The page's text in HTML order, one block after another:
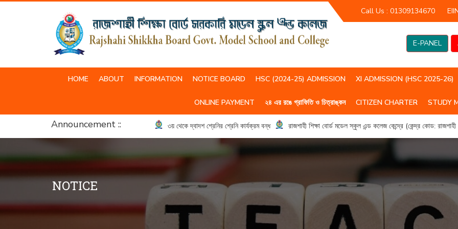
Call Us : 01309134670
E-PANEL
HOME ABOUT INFORMATION NOTICE BOARD HSC (2024-25) ADMISSION XI ADMISSION (HSC 2025-26)
ONLINE PAYMENT ২৪ এর রঙে গ্রাফিতি ও চিত্রাঙ্কন CITIZEN CHARTER STUDY
Announcement :: ৩য় থেকে দ্বাদশ শ্রেনির শ্রেনি কার্যক্রম বন্ধ রাজশাহী শিক্ষা বোর্ড মডেল স্কুল এন্ড কলেজ কেন্দ্রে (কেন্দ্র কোড:
NOTICE